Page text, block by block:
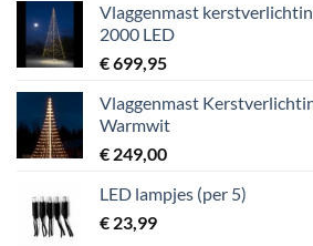
Vlaggenmast
2000 LED
€699,95
Vlaggenmast
Warmwit
€ 249,00
LED lampjes (per 5)
€ 23,99